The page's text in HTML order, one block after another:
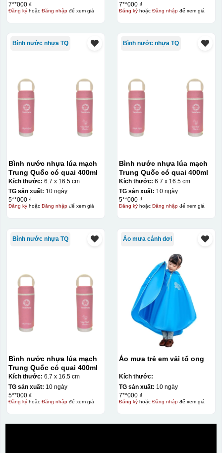
Kiểu in:
Men vân đá
Men hỏa biến
7**000 ₫
Đăng kýhoặc Đăng nhậpđể xem giá
7**000 ₫
Đăng kýhoặc Đăng nhậpđể xem giá
Bình nước nhựa TQ
Bình nước nhựa lúa mạch
Trung Quốc có quai 400ml
Kích thước: 6.7 x 16.5 cm
TG sản xuất: 10 ngày
5**000 ₫
Đăng kýhoặc Đăng nhậpđể xem giá
Bình nước nhựa TQ
Bình nước nhựa lúa mạch
Trung Quốc có quai 400ml
Kích thước: 6.7 x 16.5 cm
TG sản xuất: 10 ngày
5**000 ₫
Đăng kýhoặc Đăng nhậpđể xem giá
Bình nước nhựa TQ
Bình nước nhựa lúa mạch
Trung Quốc có quai 400ml
Kích thước: 6.7 x 16.5 cm
TG sản xuất: 10 ngày
5**000 ₫
Đăng kýhoặc Đăng nhậpđể xem giá
Áo mưa cánh dơi
Áo mưa trẻ em vải tổ ong
Kích thước:
TG sản xuất: 10 ngày
7**000 ₫
Đăng kýhoặc Đăng nhậpđể xem giá